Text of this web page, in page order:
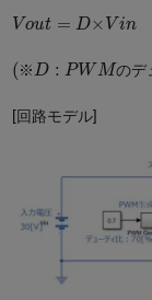
Vo t ×V n
(※ D WMのデ
比
[回路モデル]